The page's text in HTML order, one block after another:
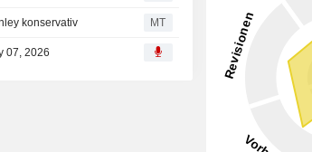
konservativ MT
07, 2026